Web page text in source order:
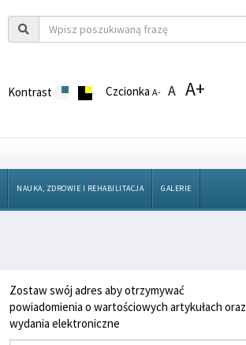
Kontrast CzcionkaA- A A+
NAUKA, ZDROWIE I REHABILITACJA GALERIE
Zostaw swój adres aby otrzymywać
powiadomienia o wartościowych artykułach oraz
wydania elektroniczne